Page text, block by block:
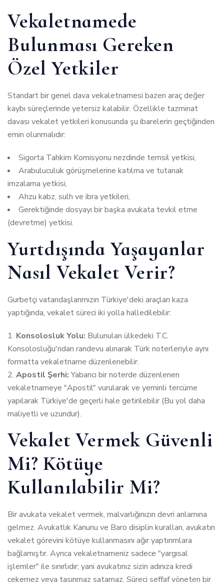
Vekaletnamede
Bulunması Gereken
Özel Yetkiler
Standart bir genel dava vekaletnamesi bazen araç değer
kaybı süreçlerinde yetersiz kalabilir. Özellikle tazminat
davası vekalet yetkileri konusunda şu ibarelerin geçtiğinden
emin olunmalıdır:
Sigorta Tahkim Komisyonu nezdinde temsil yetkisi,
Arabuluculuk görüşmelerine katılma ve tutanak
imzalama yetkisi,
Ahzu kabz, sulh ve ibra yetkileri,
Gerektiğinde dosyayı bir başka avukata tevkil etme
(devretme) yetkisi.
Yurtdışında Yaşayanlar
Nasıl Vekalet Verir?
Gurbetçi vatandaşlarımızın Türkiye'deki araçları kaza
yaptığında, vekalet süreci iki yolla halledilebilir:
Konsolosluk Yolu: Bulunulan ülkedeki T.C.
Konsolosluğu'ndan randevu alınarak Türk noterleriyle aynı
formatta vekaletname düzenlenebilir.
Apostil Şerhi:Yabancı bir noterde düzenlenen
vekaletnameye "Apostil" vurularak ve yeminli tercüme
yapılarak Türkiye'de geçerli hale getirilebilir (Bu yol daha
maliyetli ve uzundur).
Vekalet Vermek Güvenli
Mi? Kötüye
Kullanılabilir Mi?
Bir avukata vekalet vermek, malvarlığınızın devri anlamına
gelmez. Avukatlık Kanunu ve Baro disiplin kuralları, avukatın
vekalet görevini kötüye kullanmasını ağır yaptırımlara
bağlamıştır. Ayrıca vekaletnameniz sadece "yargısal
işlemler" ile sınırlıdır; yani avukatınız sizin adınıza kredi
çekemez veya taşınmaz satamaz. Süreci şeffaf yöneten bir